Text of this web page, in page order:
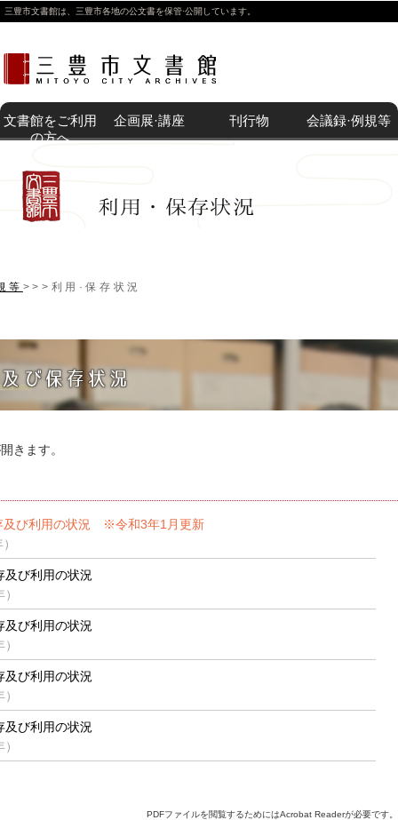
三豊市文書館は、三豊市各地の公文書を保管·公開しています。
文書館をご利用
の方へ
文書館紹介
利用案内
所蔵目録一
覧
企画展·講座 刊行物 会議録·例規等
等 >>>利用·保存状況
きます。
及び利用の状況
※令和3年1月更新
び利用の状況
び利用の状況
び利用の状況
び利用の状況
PDFファイルを閲覧するためにはAcrobat Readerが必要です。